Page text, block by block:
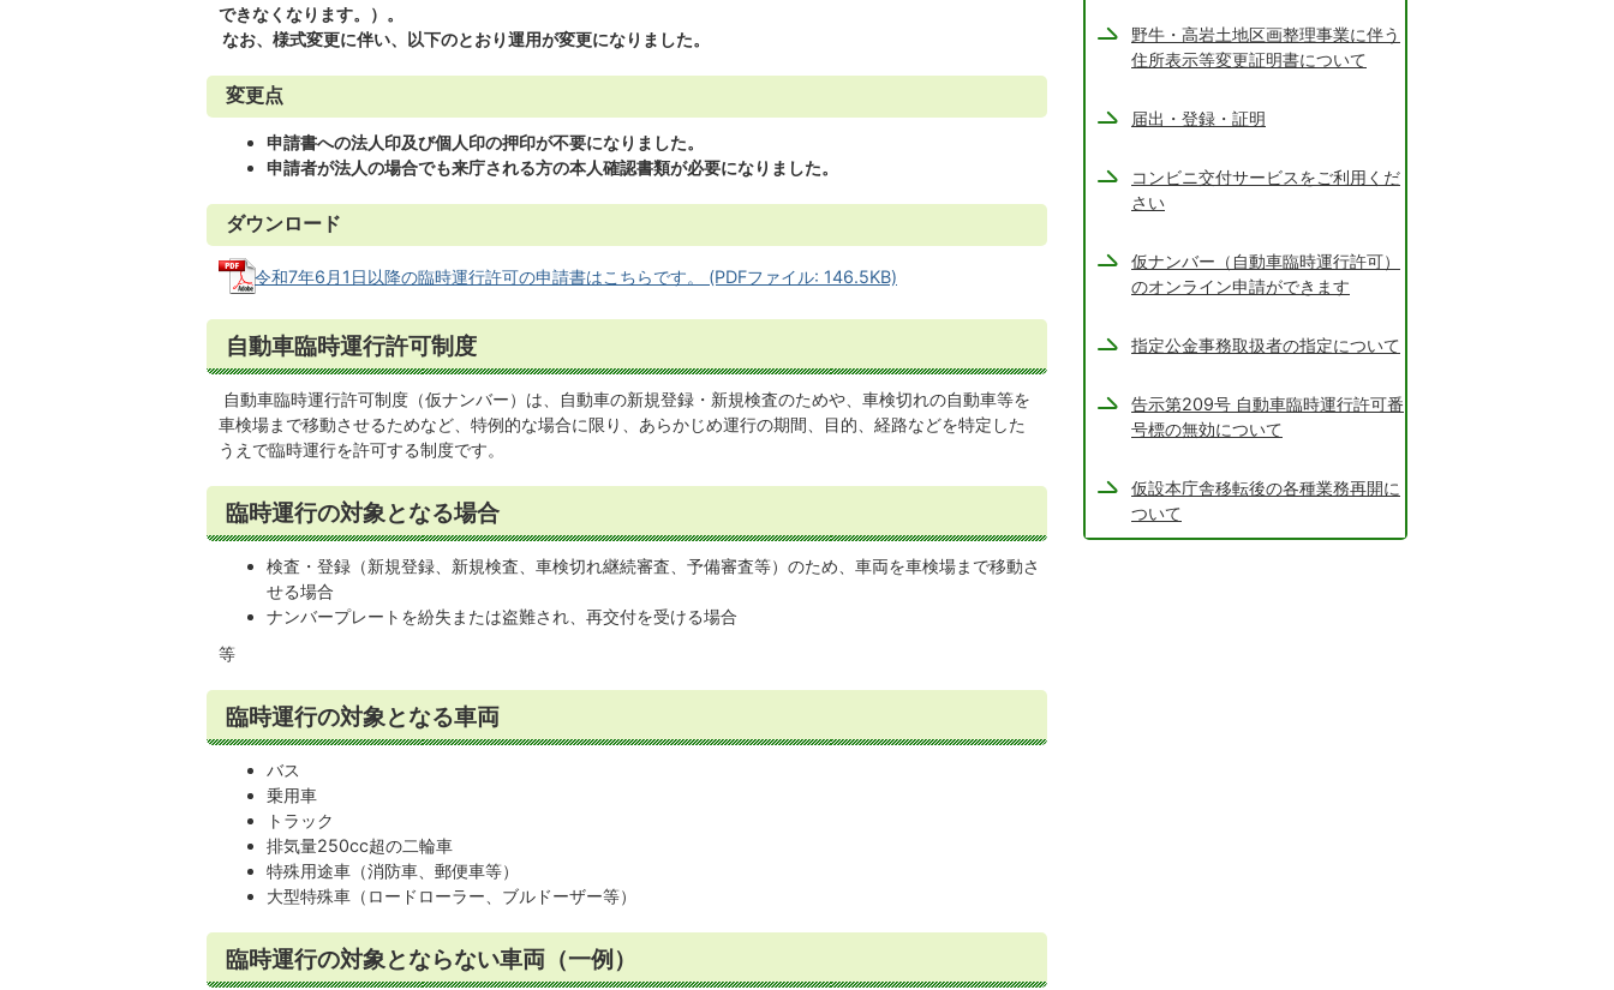
できなくなります。）。
なお、様式変更に伴い、以下のとおり運用が変更になりました。
変更点
申請書への法人印及び個人印の押印が不要になりました。
申請者が法人の場合でも来庁される方の本人確認書類が必要になりました。
ダウンロード
令和7年6月1日以降の臨時運行許可の申請書はこちらです。 (PDFファイル: 146.5KB)
自動車臨時運行許可制度
自動車臨時運行許可制度（仮ナンバー）は、自動車の新規登録・新規検査のためや、車検切れの自動車等を
車検場まで移動させるためなど、特例的な場合に限り、あらかじめ運行の期間、目的、経路などを特定した
うえで臨時運行を許可する制度です。
臨時運行の対象となる場合
検査・登録（新規登録、新規検査、車検切れ継続審査、予備審査等）のため、車両を車検場まで移動さ
せる場合
ナンバープレートを紛失または盗難され、再交付を受ける場合
等
臨時運行の対象となる車両
バス
乗用車
トラック
排気量250cc超の二輪車
特殊用途車（消防車、郵便車等）
大型特殊車（ロードローラー、ブルドーザー等）
臨時運行の対象とならない車両（一例）
野牛・高岩土地区画整理事業に伴う
住所表示等変更証明書について
届出・登録・証明
コンビニ交付サービスをご利用くだ
さい
仮ナンバー（自動車臨時運行許可）
のオンライン申請ができます
指定公金事務取扱者の指定について
告示第209号 自動車臨時運行許可番
号標の無効について
仮設本庁舎移転後の各種業務再開に
ついて